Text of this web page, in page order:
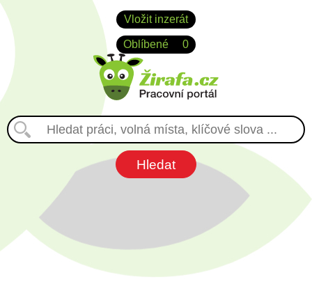
Vložit inzerát
Oblíbené 0